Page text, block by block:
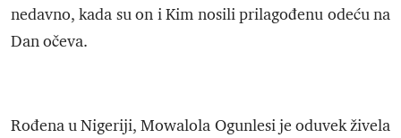
nedavno, kada su on i Kim nosili prilagođenu odeću na
Dan očeva.
Rođena u Nigeriji, Mowalola Ogunlesi je oduvek živela